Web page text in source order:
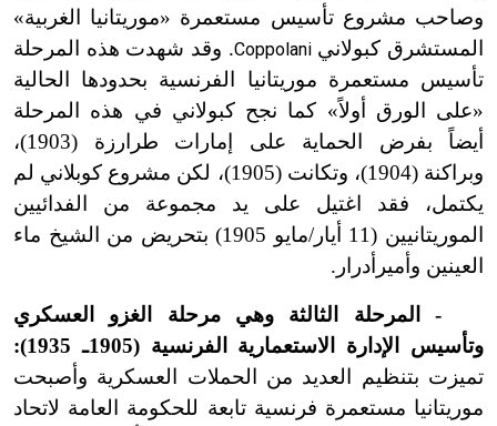
وصاحب مشروع تأسيس مستعمرة «موريتانيا الغربية»
المستشرق كبولانيCoppolani. وقد شهدت هذه المرحلة
تأسيس مستعمرة موريتانيا الفرنسية بحدودها الحالية
«على الورق أولاً» كما نجح كبولاني في هذه المرحلة
أيضاً بفرض الحماية على إمارات طرارزة (1903)،
وبراكنة (1904)، وتكانت (1905)، لكن مشروع كوبلاني لم
يكتمل، فقد اغتيل على يد مجموعة من الفدائيين
الموريتانيين (11 أيار/مايو 1905) بتحريض من الشيخ ماء
العينين وأميرأدرار.
- المرحلة الثالثة وهي مرحلة الغزو العسكري
وتأسيس الإدارة الاستعمارية الفرنسية (1905ـ 1935):
تميزت بتنظيم العديد من الحملات العسكرية وأصبحت
موريتانيا مستعمرة فرنسية تابعة للحكومة العامة لاتحاد